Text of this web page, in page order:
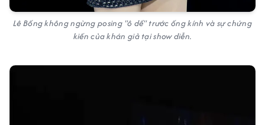
Lê Bống không ngừng posing "ô dề" trước ống kính và sự chứng
kiến của khán giả tại show diễn.